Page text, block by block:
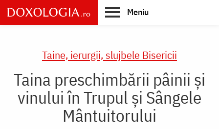
Skip
to
main
Meniu
Taine, ierurgii, slujbele Bisericii
Taina preschimbării pâinii și
vinului în Trupul și Sângele
Mântuitorului